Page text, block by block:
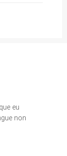
eu
non